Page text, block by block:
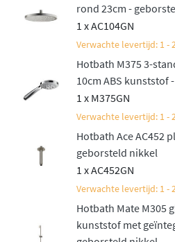
rond 23cm -
1 x AC104GN
Verwachte levertijd: 1 -
Hotbath M375 3-
10cm ABS kunststof
1 x M375GN
Verwachte levertijd: 1 -
Hotbath Ace AC452
geborsteld nikkel
1 x AC452GN
Verwachte levertijd: 1 -
Hotbath Mate M305
kunststof met